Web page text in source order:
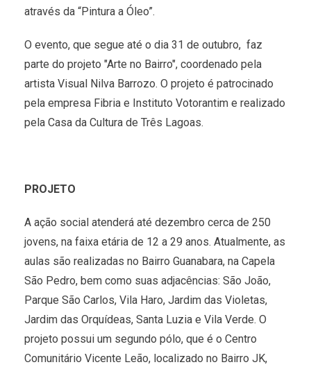
através da “Pintura a Óleo”.
O evento, que segue até o dia 31 de outubro, faz
parte do projeto "Arte no Bairro", coordenado pela
artista Visual Nilva Barrozo. O projeto é patrocinado
pela empresa Fibria e Instituto Votorantim e realizado
pela Casa da Cultura de Três Lagoas.
PROJETO
A ação social atenderá até dezembro cerca de 250
jovens, na faixa etária de 12 a 29 anos. Atualmente, as
aulas são realizadas no Bairro Guanabara, na Capela
São Pedro, bem como suas adjacências: São João,
Parque São Carlos, Vila Haro, Jardim das Violetas,
Jardim das Orquídeas, Santa Luzia e Vila Verde. O
projeto possui um segundo pólo, que é o Centro
Comunitário Vicente Leão, localizado no Bairro JK,